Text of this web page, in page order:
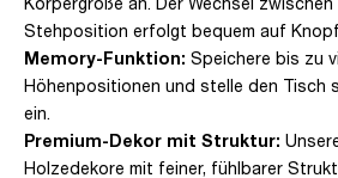
Stehposition erfolgt bequem auf
Memory-Funktion: Speichere bis zu
Höhenpositionen und stelle den Tisch
ein.
Premium-Dekor mit Struktur:
Holzedekore mit feiner, fühlbarer